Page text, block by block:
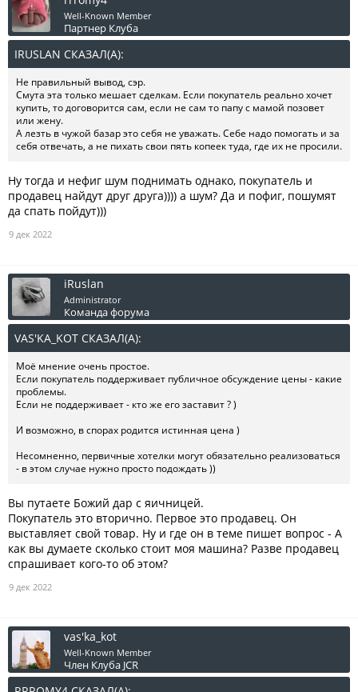
Well-Known Member
Партнер Клуба
IRUSLAN СКАЗАЛ(А):
Не правильный вывод, сэр.
Смута эта только мешает сделкам. Если покупатель реально хочет
купить, то договорится сам, если не сам то папу с мамой позовет
или жену.
А лезть в чужой базар это себя не уважать. Себе надо помогать и за
себя отвечать, а не пихать свои пять копеек туда, где их не просили.
Ну тогда и нефиг шум поднимать однако, покупатель и
продавец найдут друг друга)))) а шум? Да и пофиг, пошумят
да спать пойдут)))
9 дек 2022
iRuslan
Administrator
Команда форума
VAS'KA_KOT СКАЗАЛ(А):
Моё мнение очень простое.
Если покупатель поддерживает публичное обсуждение цены - какие
проблемы.
Если не поддерживает - кто же его заставит ? )
И возможно, в спорах родится истинная цена )
Несомненно, первичные хотелки могут обязательно реализоваться
- в этом случае нужно просто подождать ))
Вы путаете Божий дар с яичницей.
Покупатель это вторично. Первое это продавец. Он
выставляет свой товар. Ну и где он в теме пишет вопрос - А
как вы думаете сколько стоит моя машина? Разве продавец
спрашивает кого-то об этом?
9 дек 2022
vas'ka_kot
Well-Known Member
Член Клуба JCR